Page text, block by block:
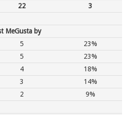
22 3
MeGusta by
5
23%
5
23%
4
18%
3
14%
2 9%